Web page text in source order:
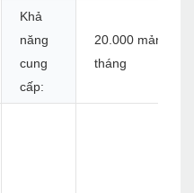
Khả
năng
cung
cấp:
20.000 mảnh mỗi
tháng